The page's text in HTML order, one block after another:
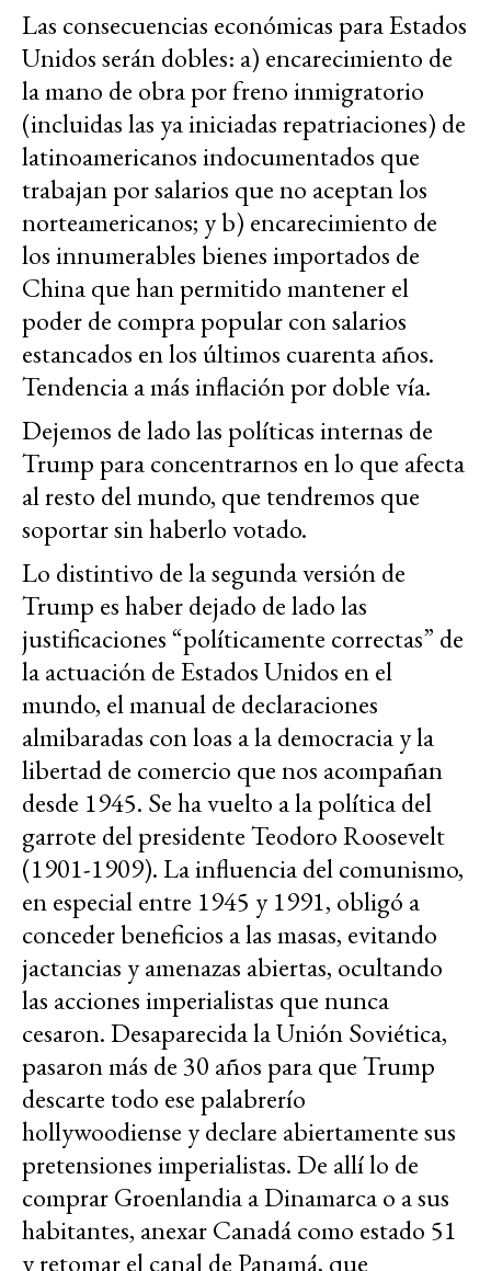
Las consecuencias económicas para Estados
Unidos serán dobles: a) encarecimiento de
la mano de obra por freno inmigratorio
(incluidas las ya iniciadas repatriaciones) de
latinoamericanos indocumentados que
trabajan por salarios que no aceptan los
norteamericanos; y b) encarecimiento de
los innumerables bienes importados de
China que han permitido mantener el
poder de compra popular con salarios
estancados en los últimos cuarenta años.
Tendencia a más inflación por doble vía.
Dejemos de lado las políticas internas de
Trump para concentrarnos en lo que afecta
al resto del mundo, que tendremos que
soportar sin haberlo votado.
Lo distintivo de la segunda versión de
Trump es haber dejado de lado las
justificaciones “políticamente correctas” de
la actuación de Estados Unidos en el
mundo, el manual de declaraciones
almibaradas con loas a la democracia y la
libertad de comercio que nos acompañan
desde 1945. Se ha vuelto a la política del
garrote del presidente Teodoro Roosevelt
(1901-1909). La influencia del comunismo,
en especial entre 1945 y 1991, obligó a
conceder beneficios a las masas, evitando
jactancias y amenazas abiertas, ocultando
las acciones imperialistas que nunca
cesaron. Desaparecida la Unión Soviética,
pasaron más de 30 años para que Trump
descarte todo ese palabrerío
hollywoodiense y declare abiertamente sus
pretensiones imperialistas. De allí lo de
comprar Groenlandia a Dinamarca o a sus
habitantes, anexar Canadá como estado 51
y retomar el canal de Panamá, que